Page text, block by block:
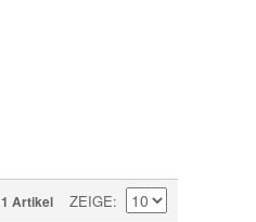
1 Artikel ZEIGE